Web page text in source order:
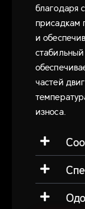
присадкам
и
частей
износа.